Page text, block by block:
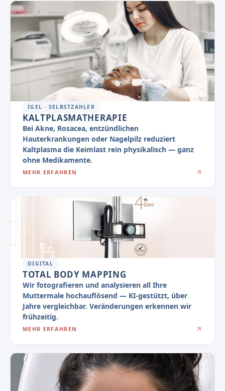
IGEL · SELBSTZAHLER
KALTPLASMATHERAPIE
Bei Akne, Rosacea, entzündlichen
Hauterkrankungen oder Nagelpilz reduziert
Kaltplasma die Keimlast rein physikalisch — ganz
ohne Medikamente.
MEHR ERFAHREN
DIGITAL
TOTAL BODY MAPPING
Wir fotografieren und analysieren all Ihre
Muttermale hochauflösend — KI-gestützt, über
Jahre vergleichbar. Veränderungen erkennen wir
frühzeitig.
MEHR ERFAHREN